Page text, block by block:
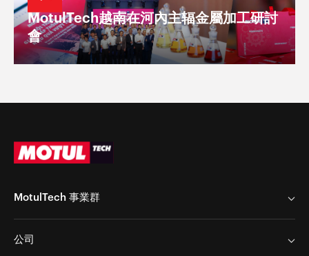
MotulTech越南在河內主辐金屬加工研討
會
MotulTech 事業群
公司